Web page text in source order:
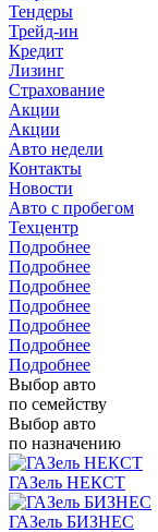
Тендеры
Трейд-ин
Кредит
Лизинг
Страхование
Акции
Акции
Авто недели
Контакты
Новости
Авто с пробегом
Техцентр
Подробнее
Подробнее
Подробнее
Подробнее
Подробнее
Подробнее
Подробнее
Выбор авто
по семейству
Выбор авто
по назначению
ГАЗель НЕКСТ
ГАЗель БИЗНЕС